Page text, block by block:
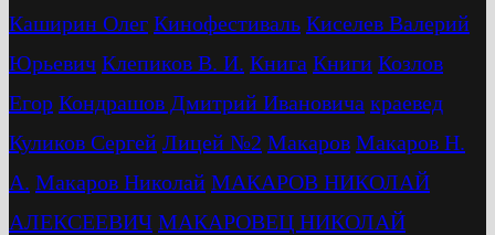
Каширин Олег Кинофестиваль Киселев Валерий
Юрьевич Клепиков В. И. Книга Книги Козлов
Егор Кондрашов Дмитрий Ивановича краевед
Куликов Сергей Лицей №2 Макаров Макаров Н.
А. Макаров Николай МАКАРОВ НИКОЛАЙ
АЛЕКСЕЕВИЧ МАКАРОВЕЦ НИКОЛАЙ